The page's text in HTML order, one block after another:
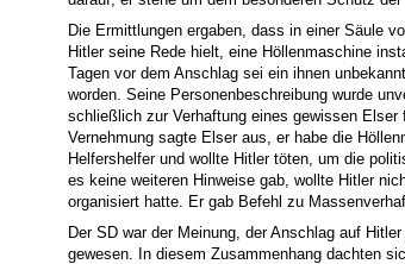
Die Ermittlungen ergaben, dass in einer Säule
Hitler seine Rede hielt, eine Höllenmaschine
Tagen vor dem Anschlag sei ein ihnen
worden. Seine Personenbeschreibung wurde
schließlich zur Verhaftung eines gewissen
Vernehmung sagte Elser aus, er habe die
Helfershelfer und wollte Hitler töten, um die
es keine weiteren Hinweise gab, wollte Hitler
organisiert hatte. Er gab Befehl zu
Der SD war der Meinung, der Anschlag auf
gewesen. In diesem Zusammenhang dachten